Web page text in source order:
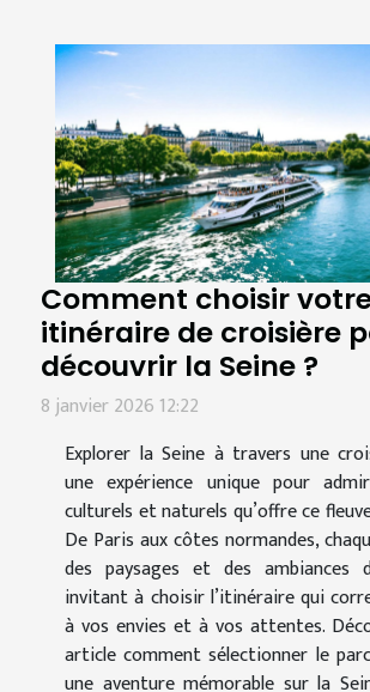
Comment choisir
itinéraire de croisière
découvrir la Seine ?
8 janvier 2026 12:22
Explorer la Seine à travers une
une expérience unique pour
culturels et naturels qu’offre ce
De Paris aux côtes normandes,
des paysages et des ambiances
invitant à choisir l’itinéraire qui
à vos envies et à vos attentes.
article comment sélectionner le
une aventure mémorable sur la